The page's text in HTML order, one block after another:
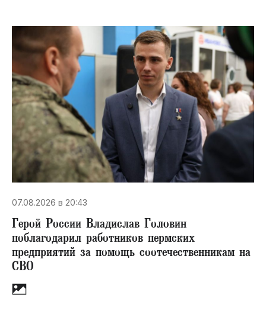
07.08.2026 в 20:43
Герой России Владислав Головин
поблагодарил работников пермских
предприятий за помощь соотечественникам на
СВО